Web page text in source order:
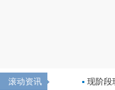
滚动资讯
党这次
深业